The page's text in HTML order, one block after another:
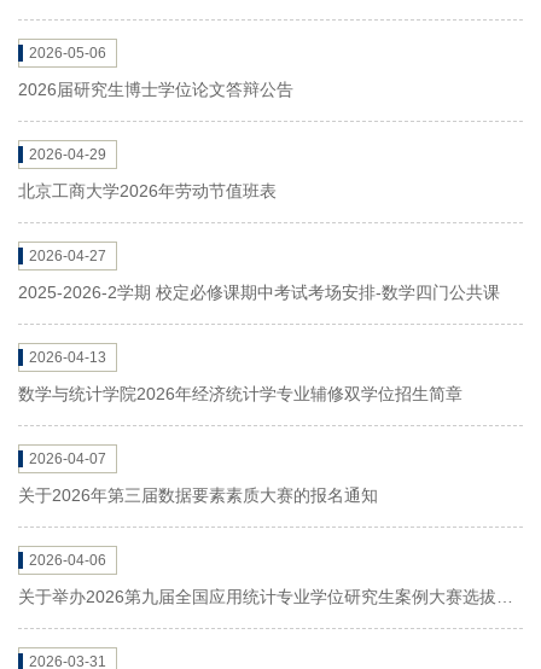
2026-05-06
2026届研究生博士学位论文答辩公告
2026-04-29
北京工商大学2026年劳动节值班表
2026-04-27
2025-2026-2学期 校定必修课期中考试考场安排-数学四门公共课
2026-04-13
数学与统计学院2026年经济统计学专业辅修双学位招生简章
2026-04-07
关于2026年第三届数据要素素质大赛的报名通知
2026-04-06
关于举办2026第九届全国应用统计专业学位研究生案例大赛选拔赛
2026-03-31